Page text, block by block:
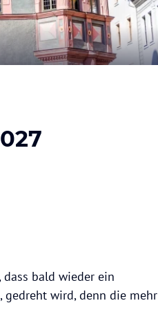
bald wieder ein
gedreht wird, denn die mehr